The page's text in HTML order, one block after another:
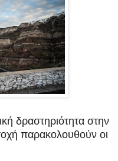
δραστηριότητα στην
παρακολουθούν οι